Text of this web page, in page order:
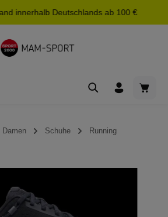
innerhalb Deutschlands ab 100 €
Damen Schuhe Running